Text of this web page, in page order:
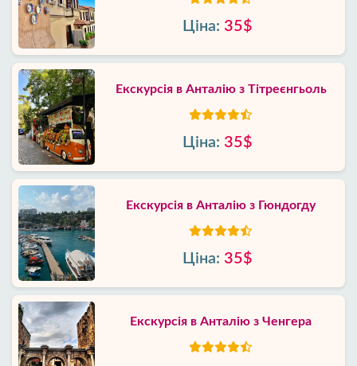
Ціна: 35$
Екскурсія в Анталію з Тітреєнгьоль
Ціна: 35$
Екскурсія в Анталію з Гюндогду
Ціна: 35$
Екскурсія в Анталію з Ченгера